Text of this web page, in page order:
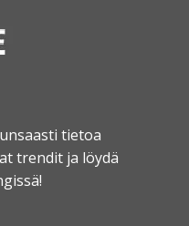
tietoa
trendit ja löydä